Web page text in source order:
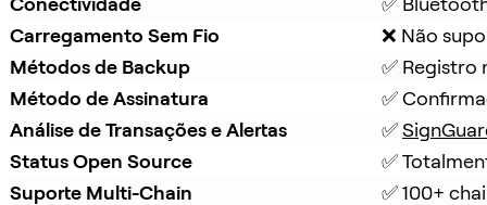
Carregamento Sem Fio
❌ Não
Métodos de Backup
✅ Registro
Método de Assinatura
✅
Análise de Transações e Alertas
✅
Status Open Source
✅
Suporte Multi-Chain
✅ 100+